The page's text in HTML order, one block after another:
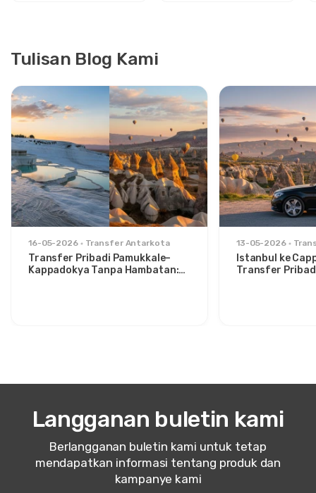
Tulisan Blog Kami
16-05-2026 Transfer Antarkota
Transfer Pribadi Pamukkale–
Kappadokya Tanpa Hambatan:
13-05-2026
Istanbul ke
Transfer
Langganan buletin kami
Berlangganan buletin kami untuk tetap
mendapatkan informasi tentang produk dan
kampanye kami